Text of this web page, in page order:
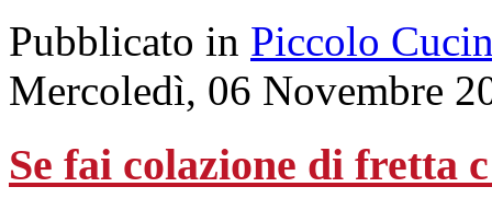
Pubblicato in Piccolo
Mercoledì, 06 Novembre
Se fai colazione di fretta